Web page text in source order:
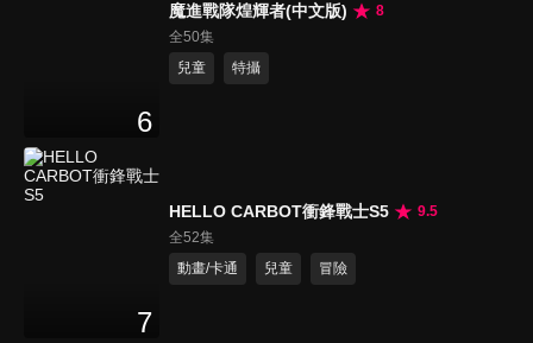
6
魔進戰隊煌輝者(中文版)
8
全50集
兒童
特攝
7
HELLO CARBOT衝鋒戰士S5
9.5
全52集
動畫/卡通
兒童 冒險